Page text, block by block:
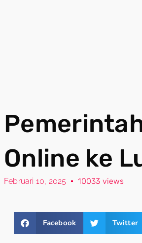
Online ke
Februari 10, 2025 10033 views
Facebook Twitter